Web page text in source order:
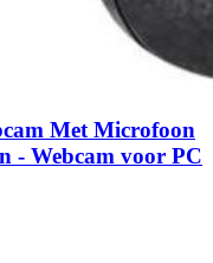
Met Microfoon
- Webcam voor PC